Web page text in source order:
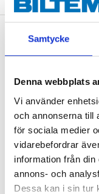
Samtycke
Denna webbplats
Vi använder
och annonserna till
för sociala medier
vidarebefordrar
information från
annons- och
Dessa kan i sin tur
Köp & Hämta i ditt
Andra